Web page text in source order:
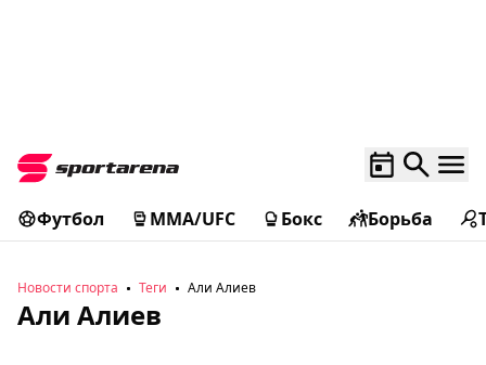
Футбол MMA/UFC Бокс Борьба
Новости спорта Теги Али Алиев
Али Алиев